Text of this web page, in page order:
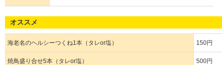
オススメ
海老名のヘルシーつくね1本（タレor塩） 150円
焼鳥盛り合せ5本（タレor塩） 500円